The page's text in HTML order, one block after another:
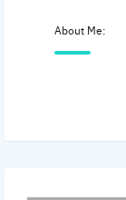
About Me: